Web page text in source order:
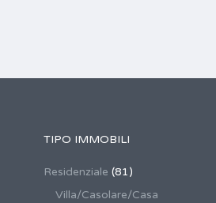
TIPO IMMOBILI
Residenziale (81)
Villa/Casolare/Casa